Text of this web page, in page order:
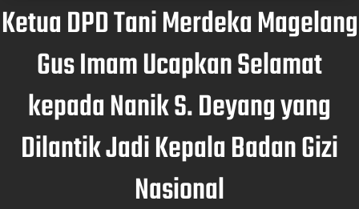
Ketua DPD Tani Merdeka Magelang
Gus Imam Ucapkan Selamat
kepada Nanik S. Deyang yang
Dilantik Jadi Kepala Badan Gizi
Nasional